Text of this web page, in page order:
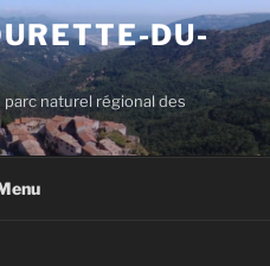
DU-
naturel régional des